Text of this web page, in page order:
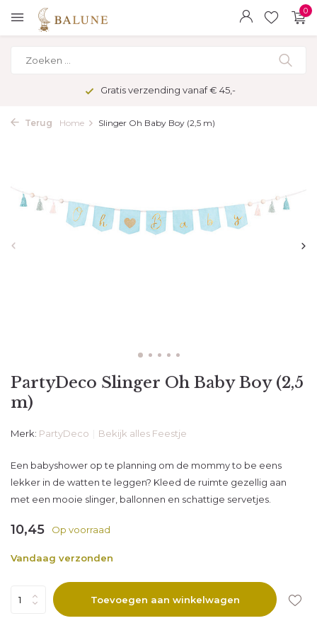
0
Gratis verzending vanaf € 45,-
Terug Home Slinger Oh Baby Boy (2,5 m)
PartyDeco Slinger Oh Baby Boy (2,5
m)
Merk: PartyDeco Bekijk alles Feestje
Een babyshower op te planning om de mommy to be eens
lekker in de watten te leggen? Kleed de ruimte gezellig aan
met een mooie slinger, ballonnen en schattige servetjes.
10,45 Op voorraad
Vandaag verzonden
Toevoegen aan winkelwagen